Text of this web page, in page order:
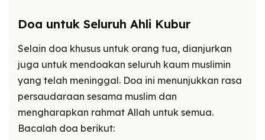
Doa untuk Seluruh Ahli Kubur
Selain doa khusus untuk orang tua, dianjurkan
juga untuk mendoakan seluruh kaum muslimin
yang telah meninggal. Doa ini menunjukkan rasa
persaudaraan sesama muslim dan
mengharapkan rahmat Allah untuk semua.
Bacalah doa berikut: